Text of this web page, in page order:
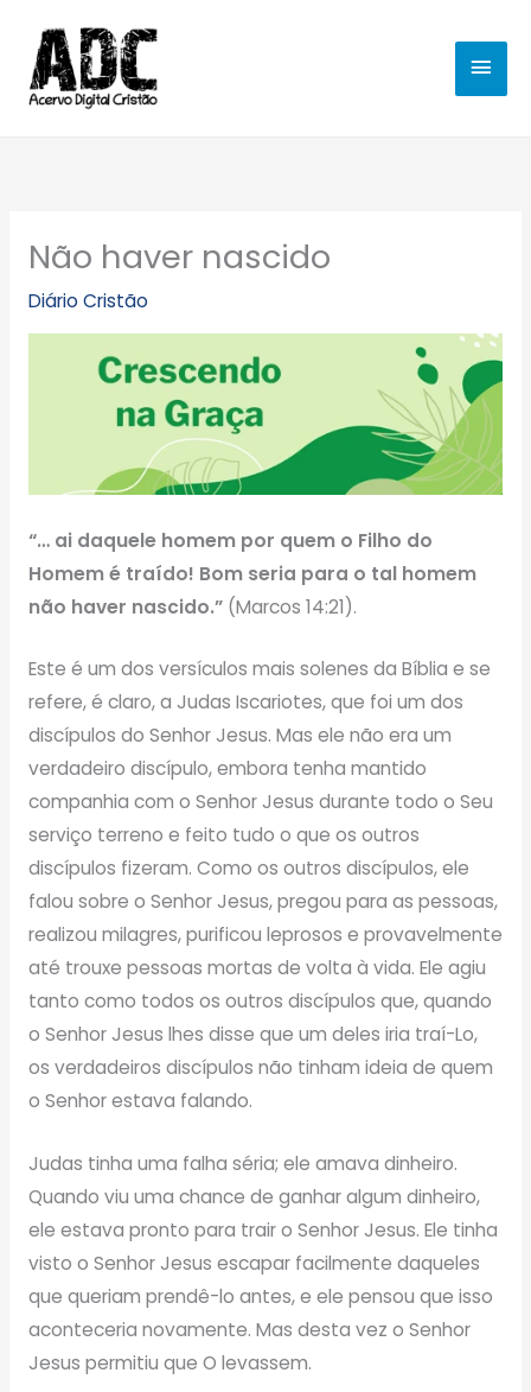
para
conteúdo
Não haver nascido
Diário Cristão
“… ai daquele homem por quem o Filho do
Homem é traído! Bom seria para o tal homem
não haver nascido.” (Marcos 14:21).
Este é um dos versículos mais solenes da Bíblia e se
refere, é claro, a Judas Iscariotes, que foi um dos
discípulos do Senhor Jesus. Mas ele não era um
verdadeiro discípulo, embora tenha mantido
companhia com o Senhor Jesus durante todo o Seu
serviço terreno e feito tudo o que os outros
discípulos fizeram. Como os outros discípulos, ele
falou sobre o Senhor Jesus, pregou para as pessoas,
realizou milagres, purificou leprosos e provavelmente
até trouxe pessoas mortas de volta à vida. Ele agiu
tanto como todos os outros discípulos que, quando
o Senhor Jesus lhes disse que um deles iria traí-Lo,
os verdadeiros discípulos não tinham ideia de quem
o Senhor estava falando.
Judas tinha uma falha séria; ele amava dinheiro.
Quando viu uma chance de ganhar algum dinheiro,
ele estava pronto para trair o Senhor Jesus. Ele tinha
visto o Senhor Jesus escapar facilmente daqueles
que queriam prendê-lo antes, e ele pensou que isso
aconteceria novamente. Mas desta vez o Senhor
Jesus permitiu que O levassem.